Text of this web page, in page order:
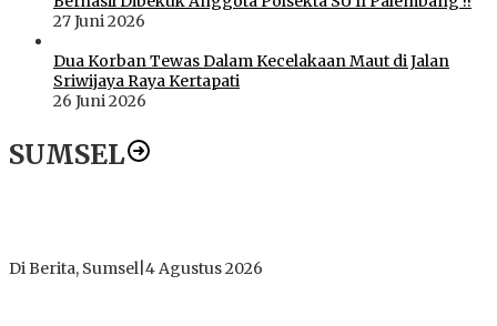
27 Juni 2026
Dua Korban Tewas Dalam Kecelakaan Maut di Jalan
Sriwijaya Raya Kertapati
26 Juni 2026
SUMSEL
Di Berita, Sumsel 4 Agustus 2026